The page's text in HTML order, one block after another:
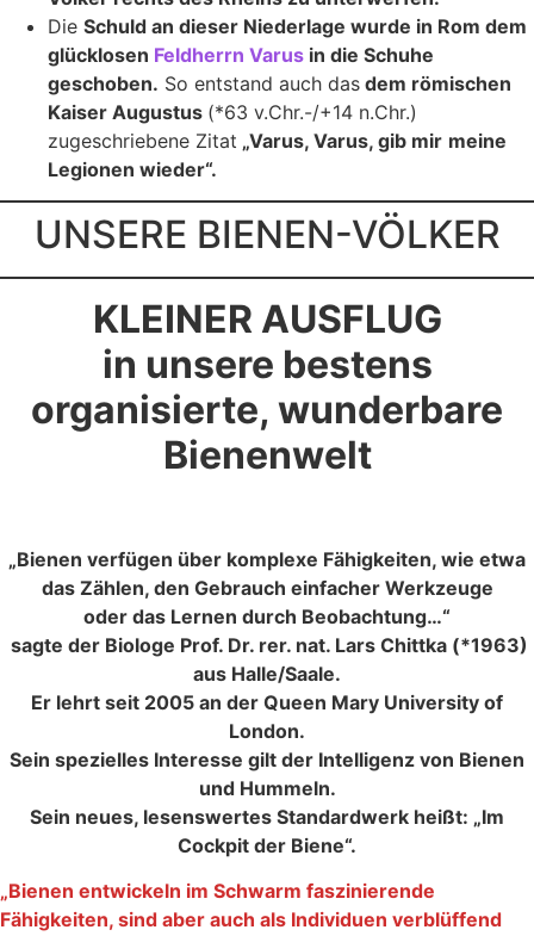
Die Schuld an dieser Niederlage wurde in Rom dem
glücklosen Feldherrn Varus in die Schuhe
geschoben. So entstand auch das dem römischen
Kaiser Augustus (*63 v.Chr.-/+14 n.Chr.)
zugeschriebene Zitat „Varus, Varus, gib mir meine
Legionen wieder“.
UNSERE BIENEN-VÖLKER
KLEINER AUSFLUG
in unsere bestens
organisierte, wunderbare
Bienenwelt
„Bienen verfügen über komplexe Fähigkeiten, wie etwa
das Zählen, den Gebrauch einfacher Werkzeuge
oder das Lernen durch Beobachtung…“
sagte der Biologe Prof. Dr. rer. nat. Lars Chittka (*1963)
aus Halle/Saale.
Er lehrt seit 2005 an der Queen Mary University of
London.
Sein spezielles Interesse gilt der Intelligenz von Bienen
und Hummeln.
Sein neues, lesenswertes Standardwerk heißt: „Im
Cockpit der Biene“.
„Bienen entwickeln im Schwarm faszinierende
Fähigkeiten, sind aber auch als Individuen verblüffend